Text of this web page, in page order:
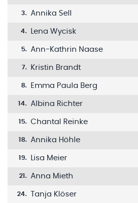
3. Annika Sell
4. Lena Wycisk
5. Ann-Kathrin Naase
7. Kristin Brandt
8. Emma Paula Berg
14. Albina Richter
15. Chantal Reinke
18. Annika Höhle
19. Lisa Meier
21. Anna Mieth
24. Tanja Klöser